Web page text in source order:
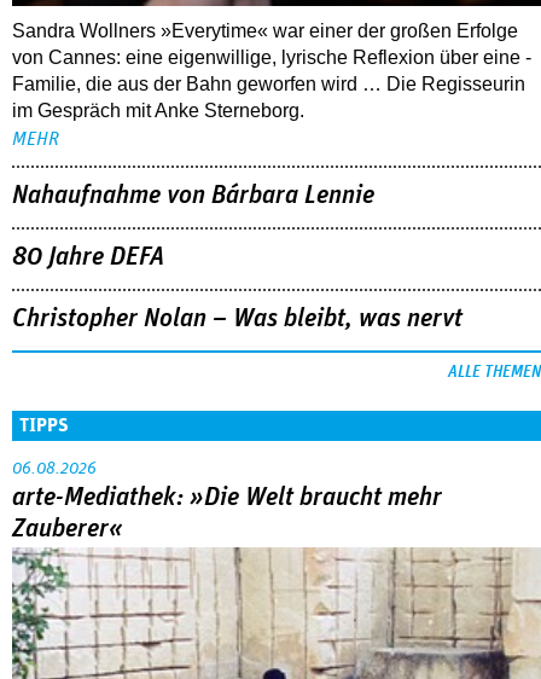
Nahaufnahme von Bárbara Lennie
80 Jahre DEFA
Christopher Nolan – Was bleibt, was nervt
TIPPS
06.08.2026
arte-Mediathek: »Die Welt braucht mehr
Zauberer«